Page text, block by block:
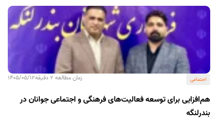
اجتماعی زمان مطالعه 2 دقیقه 1405/05/12
هم‌افزایی برای توسعه فعالیت‌های فرهنگی و اجتماعی جوانان در
بندرلنگه